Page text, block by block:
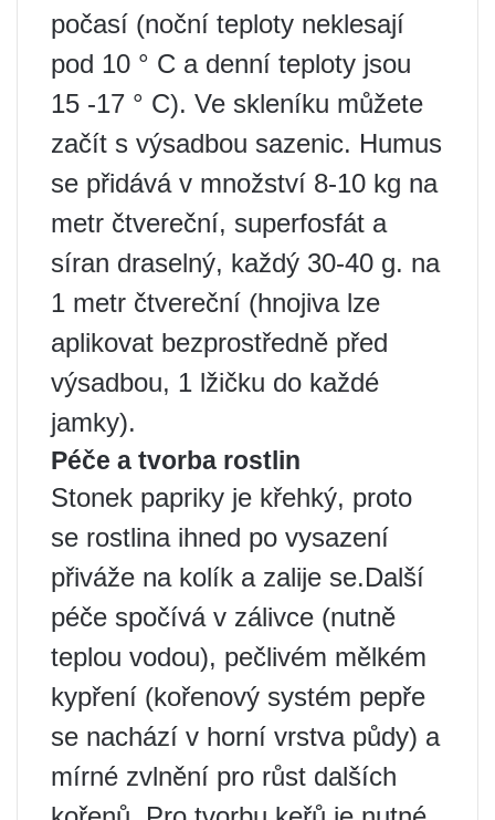
počasí (noční teploty neklesají
pod 10 ° C a denní teploty jsou
15 -17 ° C). Ve skleníku můžete
začít s výsadbou sazenic. Humus
se přidává v množství 8-10 kg na
metr čtvereční, superfosfát a
síran draselný, každý 30-40 g. na
1 metr čtvereční (hnojiva lze
aplikovat bezprostředně před
výsadbou, 1 lžičku do každé
jamky).
Péče a tvorba rostlin
Stonek papriky je křehký, proto
se rostlina ihned po vysazení
přiváže na kolík a zalije se.Další
péče spočívá v zálivce (nutně
teplou vodou), pečlivém mělkém
kypření (kořenový systém pepře
se nachází v horní vrstva půdy) a
mírné zvlnění pro růst dalších